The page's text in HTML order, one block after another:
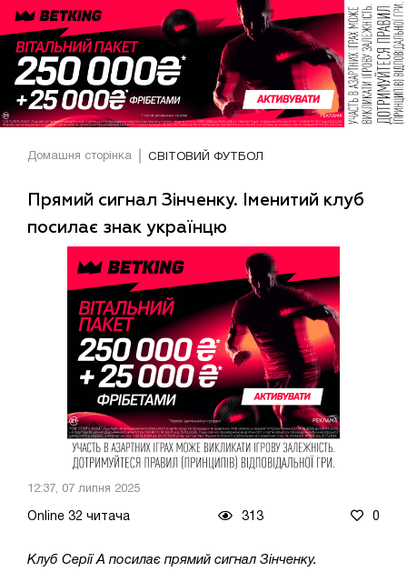
Домашня сторінка СВІТОВИЙ ФУТБОЛ
Прямий сигнал Зінченку. Іменитий клуб
посилає знак українцю
12:37, 07 липня 2025
Online 32 читача 313 0
Клуб Серії А посилає прямий сигнал Зінченку.